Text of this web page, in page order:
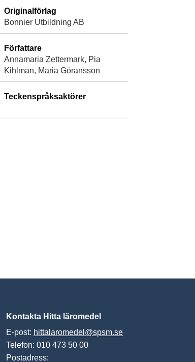
Originalförlag
Bonnier Utbildning AB
Författare
Annamaria Zettermark, Pia
Kihlman, Maria Göransson
Teckenspråksaktörer
Kontakta Hitta läromedel
E-post: hittalaromedel@spsm.se
Telefon: 010 473 50 00
Postadress: